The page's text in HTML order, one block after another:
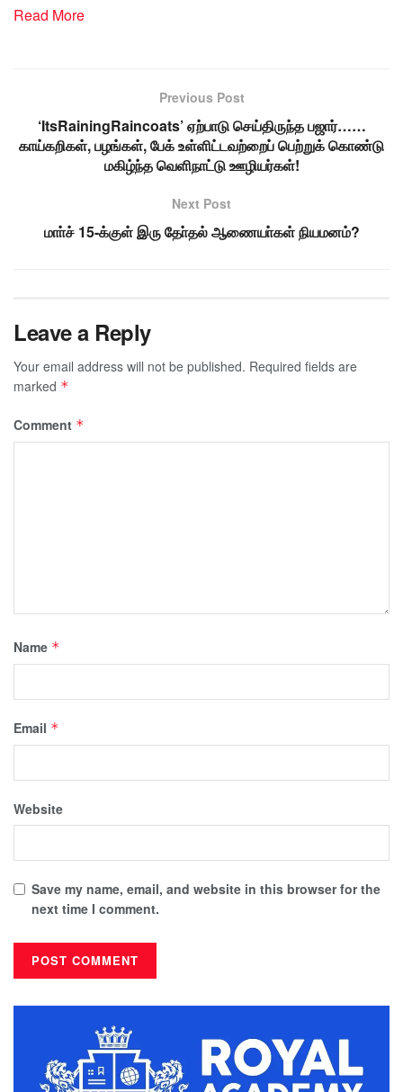
Read More
Previous Post
‘ItsRainingRaincoats’ ஏற்பாடு செய்திருந்த பஜார்……
காய்கறிகள், பழங்கள், பேக் உள்ளிட்டவற்றைப் பெற்றுக் கொண்டு
மகிழ்ந்த வெளிநாட்டு ஊழியர்கள்!
Next Post
மாா்ச் 15-க்குள் இரு தோ்தல் ஆணையா்கள் நியமனம்?
Leave a Reply
Your email address will not be published. Required fields are
marked *
Comment *
Name *
Email *
Website
Save my name, email, and website in this browser for the
next time I comment.